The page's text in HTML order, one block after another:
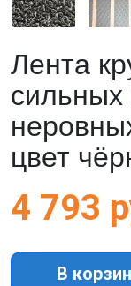
Лента
сильных
цвет
4 793
В